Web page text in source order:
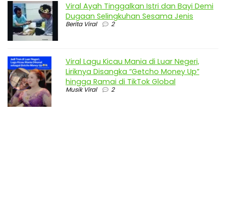
Viral Ayah Tinggalkan Istri dan Bayi Demi
Dugaan Selingkuhan Sesama Jenis
Berita Viral 2
Viral Lagu Kicau Mania di Luar Negeri,
Liriknya Disangka “Getcho Money Up”
hingga Ramai di TikTok Global
Musik Viral 2